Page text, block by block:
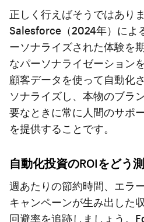
正しく行えばそうではありま
Salesforce（2024年）によ
ーソナライズされた体験を
なパーソナライゼーション
顧客データを使って自動化
ソナライズし、本物のブラ
要なときに常に人間のサポ
を提供することです。
自動化投資のROIをどう
週あたりの節約時間、エラ
キャンペーンが生み出した
回避率を追跡しましょう。